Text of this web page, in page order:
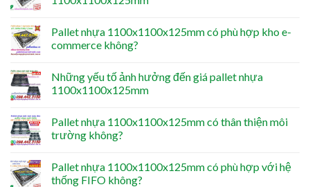
Pallet nhựa 1100x1100x125mm có phù hợp kho e-
commerce không?
Những yếu tố ảnh hưởng đến giá pallet nhựa
1100x1100x125mm
Pallet nhựa 1100x1100x125mm có thân thiện môi
trường không?
Pallet nhựa 1100x1100x125mm có phù hợp với hệ
thống FIFO không?